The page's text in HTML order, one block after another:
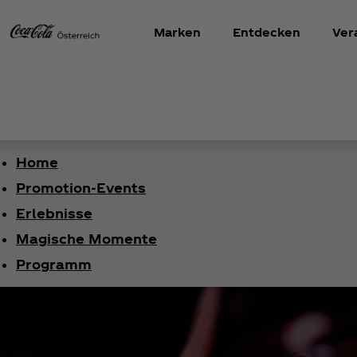
Marken Entdecken
Home
Promotion-Events
Erlebnisse
Magische Momente
Programm